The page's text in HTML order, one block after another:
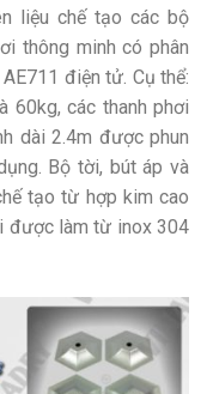
liệu chế tạo các bộ
thông minh có phân
điện tử. Cụ thể:
60kg, các thanh phơi
dài 2.4m được phun
Bộ tời, bút áp và
tạo từ hợp kim cao
được làm từ inox 304